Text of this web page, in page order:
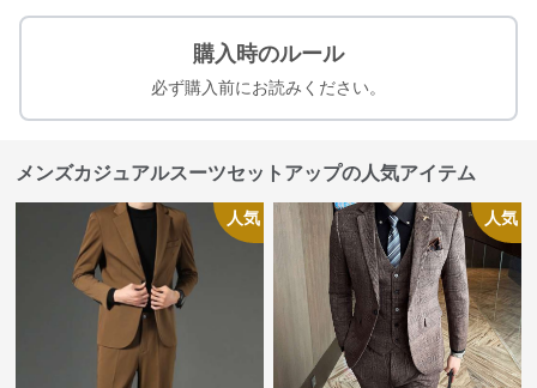
購入時のルール
必ず購入前にお読みください。
メンズカジュアルスーツセットアップの人気アイテム
人気 人気